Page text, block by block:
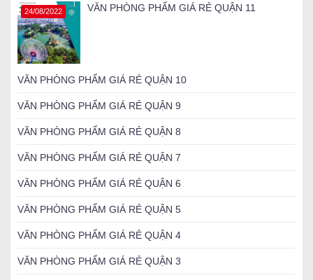
24/08/2022 VĂN PHÒNG PHẨM GIÁ RẺ QUẬN 11
VĂN PHÒNG PHẨM GIÁ RẺ QUẬN 10
VĂN PHÒNG PHẨM GIÁ RẺ QUẬN 9
VĂN PHÒNG PHẨM GIÁ RẺ QUẬN 8
VĂN PHÒNG PHẨM GIÁ RẺ QUẬN 7
VĂN PHÒNG PHẨM GIÁ RẺ QUẬN 6
VĂN PHÒNG PHẨM GIÁ RẺ QUẬN 5
VĂN PHÒNG PHẨM GIÁ RẺ QUẬN 4
VĂN PHÒNG PHẨM GIÁ RẺ QUẬN 3